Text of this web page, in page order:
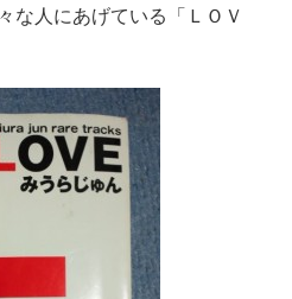
な人にあげている「ＬＯＶ